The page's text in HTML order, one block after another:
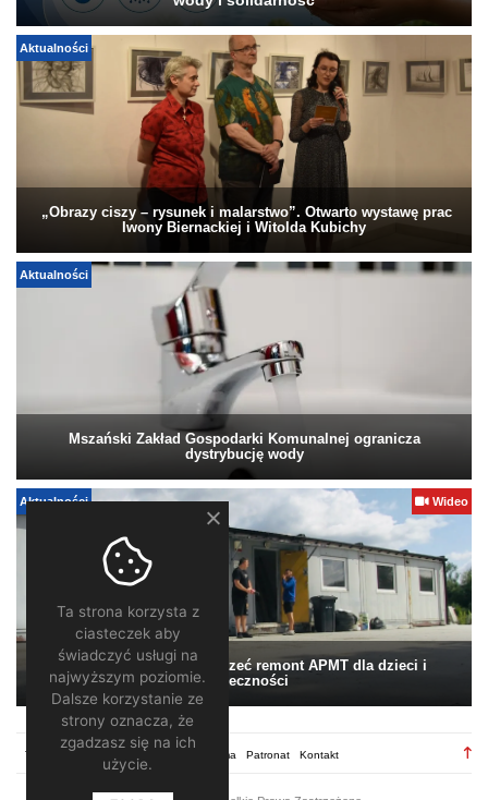
Aktualności
„Obrazy ciszy – rysunek i malarstwo”. Otwarto wystawę prac
Iwony Biernackiej i Witolda Kubichy
Aktualności
Mszański Zakład Gospodarki Komunalnej ogranicza
dystrybucję wody
Aktualności Wideo
Pomagamy. Warto wesprzeć remont APMT dla dzieci i
społeczności
TV28.pl Regulamin Redakcja Reklama Patronat Kontakt
Ta strona korzysta z
ciasteczek aby
świadczyć usługi na
najwyższym poziomie.
Dalsze korzystanie ze
strony oznacza, że
zgadzasz się na ich
użycie.